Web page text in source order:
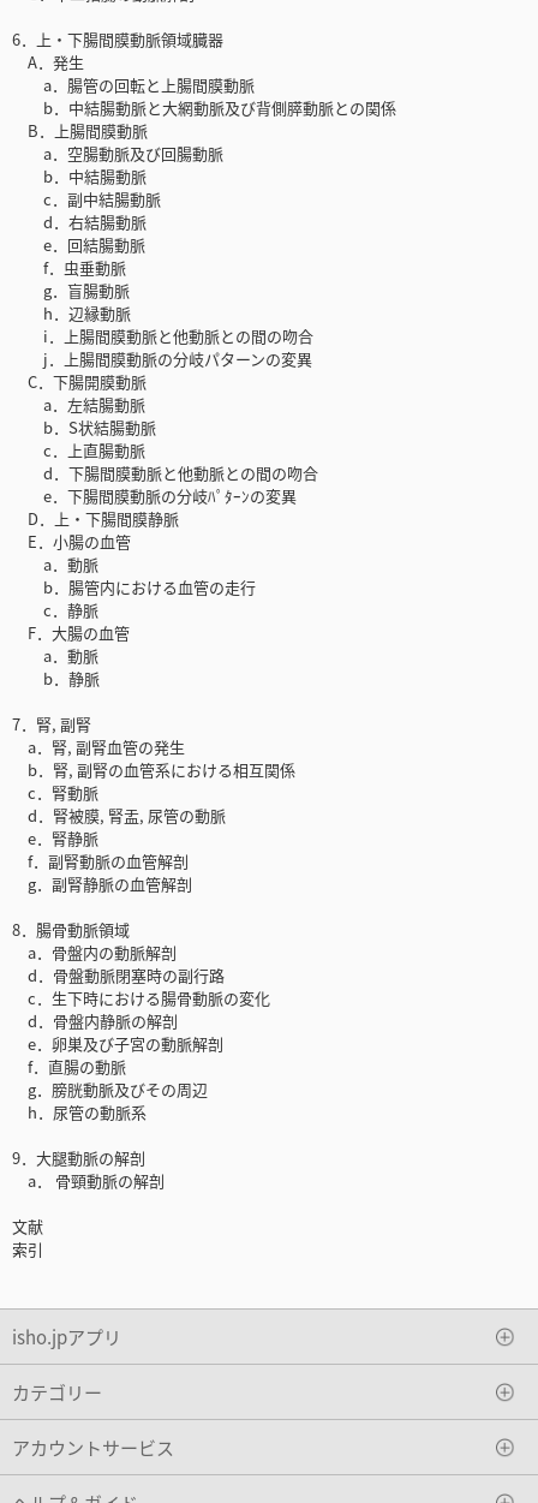
6．上・下腸間膜動脈領域臓器
A．発生
a．腸管の回転と上腸間膜動脈
b．中結腸動脈と大網動脈及び背側膵動脈との関係
B．上腸間膜動脈
a．空腸動脈及び回腸動脈
b．中結腸動脈
c．副中結腸動脈
d．右結腸動脈
e．回結腸動脈
f．虫垂動脈
g．盲腸動脈
h．辺縁動脈
i．上腸間膜動脈と他動脈との間の吻合
j．上腸間膜動脈の分岐パターンの変異
C．下腸開膜動脈
a．左結腸動脈
b．S状結腸動脈
c．上直腸動脈
d．下腸間膜動脈と他動脈との間の吻合
e．下腸間膜動脈の分岐ﾊﾟﾀｰﾝの変異
D．上・下腸間膜静脈
E．小腸の血管
a．動脈
b．腸管内における血管の走行
c．静脈
F．大腸の血管
a．動脈
b．静脈
7．腎, 副腎
a．腎, 副腎血管の発生
b．腎, 副腎の血管系における相互関係
c．腎動脈
d．腎被膜, 腎盂, 尿管の動脈
e．腎静脈
f．副腎動脈の血管解剖
g．副腎静脈の血管解剖
8．腸骨動脈領域
a．骨盤内の動脈解剖
d．骨盤動脈閉塞時の副行路
c．生下時における腸骨動脈の変化
d．骨盤内静脈の解剖
e．卵巣及び子宮の動脈解剖
f．直腸の動脈
g．膀胱動脈及びその周辺
h．尿管の動脈系
9．大腿動脈の解剖
a． 骨頸動脈の解剖
文献
索引
isho.jpアプリ
カテゴリー
アカウントサービス